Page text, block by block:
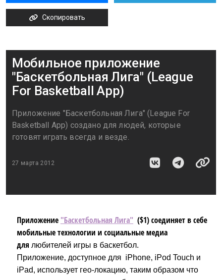
Скопировать
Мобильное приложение
"Баскетбольная Лига" (League
For Basketball App)
Приложение "Баскетбольная Лига" (League For
Basketball App) создано для людей, которые
готовят играть всегда и везде.
27 марта 2012
Приложение "Баскетбольная Лига" ($1) соединяет в себе
мобильные технологии и социальные медиа
для любителей игры в баскетбол.
Приложение, доступное для iPhone, iPod Touch и
iPad, использует гео-локацию, таким образом что